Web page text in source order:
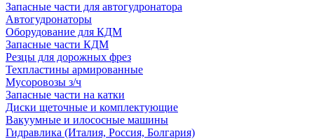
Запасные части для автогудронатора
Автогудронаторы
Оборудование для КДМ
Запасные части КДМ
Резцы для дорожных фрез
Техпластины армированные
Мусоровозы з/ч
Запасные части на катки
Диски щеточные и комплектующие
Вакуумные и илососные машины
Гидравлика (Италия, Россия, Болгария)